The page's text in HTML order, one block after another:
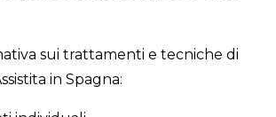
sui trattamenti e tecniche di
in Spagna: